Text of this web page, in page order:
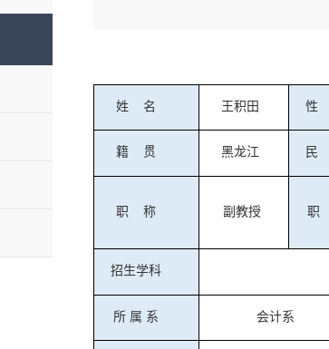
姓 名 王积田 性
籍 贯 黑龙江 民
职 称 副教授 职
招生学科
所 属 系 会计系